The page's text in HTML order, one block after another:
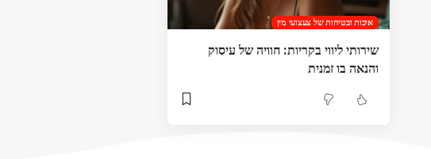
איכות ובטיחות של צעצועי מין
שירותי ליווי בקריות: חוויה של עיסוק
והנאה בו זמנית